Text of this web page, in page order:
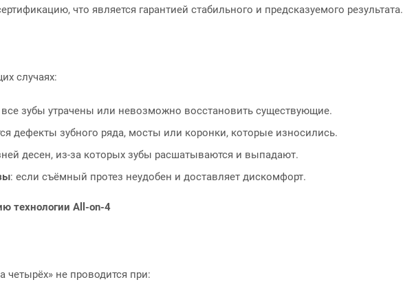
что является гарантией стабильного и предсказуемого результата.
случаях:
все зубы утрачены или невозможно восстановить существующие.
дефекты зубного ряда, мосты или коронки, которые износились.
десен, из-за которых зубы расшатываются и выпадают.
: если съёмный протез неудобен и доставляет дискомфорт.
технологии All-on-4
четырёх» не проводится при: